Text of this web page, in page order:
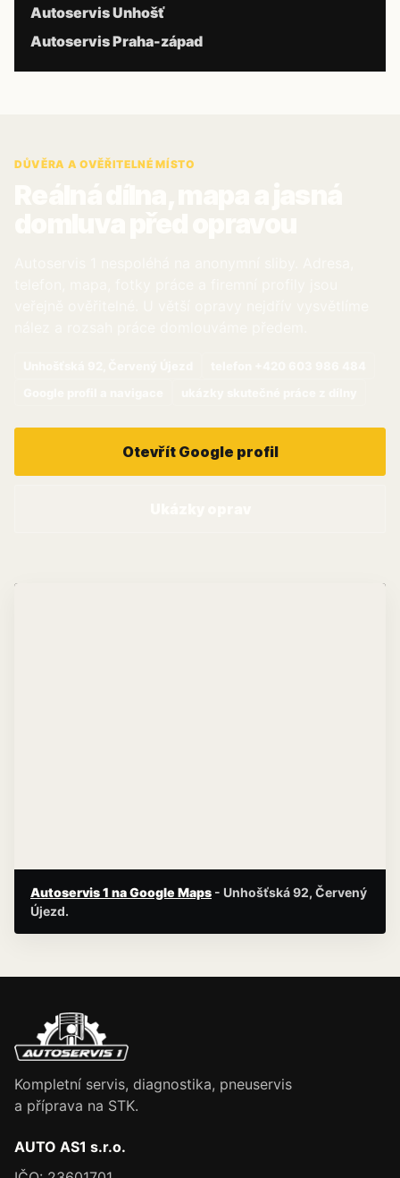
Autoservis Unhošť
Autoservis Praha-západ
DŮVĚRA A OVĚŘITELNÉ MÍSTO
Otevřít Google profil
Autoservis 1 na Google Maps - Unhošťská 92, Červený
Újezd.
Kompletní servis, diagnostika, pneuservis
a příprava na STK.
AUTO AS1 s.r.o.